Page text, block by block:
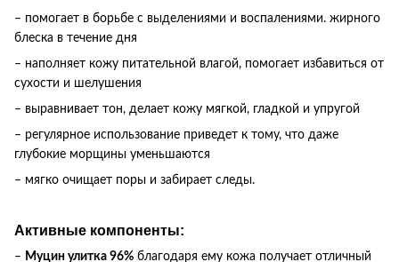
– помогает в борьбе с выделениями и воспалениями. жирного
блеска в течение дня
– наполняет кожу питательной влагой, помогает избавиться от
сухости и шелушения
– выравнивает тон, делает кожу мягкой, гладкой и упругой
– регулярное использование приведет к тому, что даже
глубокие морщины уменьшаются
– мягко очищает поры и забирает следы.
Активные компоненты:
– Муцин улитка 96% благодаря ему кожа получает отличный